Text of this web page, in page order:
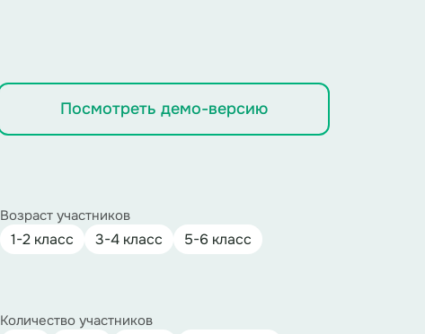
Посмотреть демо-версию
Возраст участников
1-2 класс 3-4 класс 5-6 класс
Количество участников